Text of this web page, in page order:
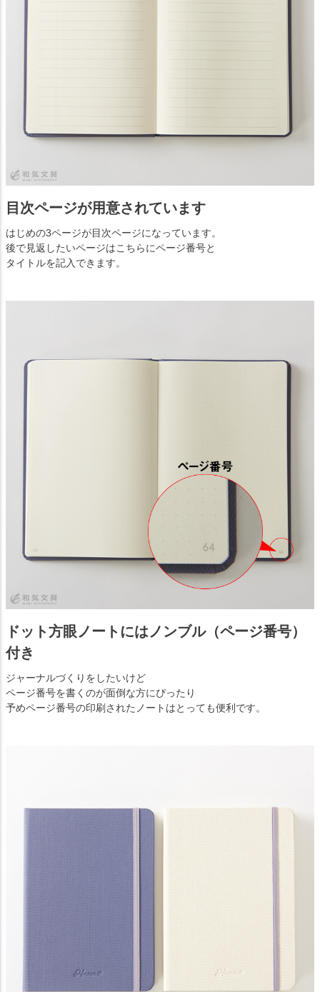
目次ページが用意されています
はじめの3ページが目次ページになっています。
後で見返したいページはこちらにページ番号と
タイトルを記入できます。
ドット方眼ノートにはノンブル（ページ番号）
付き
ジャーナルづくりをしたいけど
ページ番号を書くのが面倒な方にぴったり
予めページ番号の印刷されたノートはとっても便利です。